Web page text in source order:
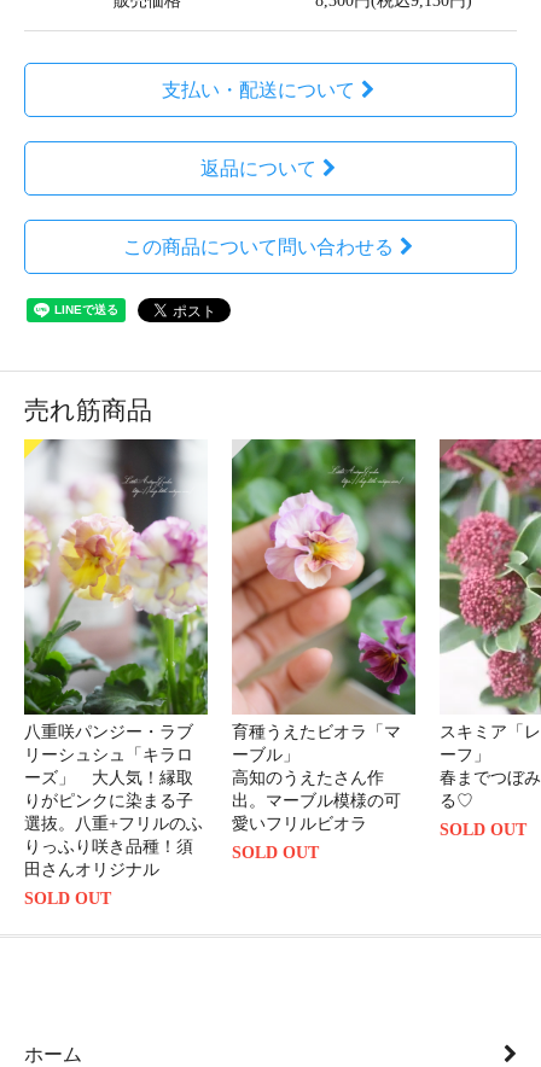
支払い・配送について
返品について
この商品について問い合わせる
売れ筋商品
八重咲パンジー・ラブ
リーシュシュ「キラロ
ーズ」 大人気！縁取
りがピンクに染まる子
選抜。八重+フリルのふ
りっふり咲き品種！須
田さんオリジナル
SOLD OUT
育種うえたビオラ「マ
ーブル」
高知のうえたさん作
出。マーブル模様の可
愛いフリルビオラ
SOLD OUT
スキミア「
ーフ」
春までつぼ
る♡
SOLD OUT
ホーム